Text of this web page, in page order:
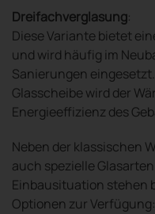
Dreifachverglasung:
Diese Variante bietet
und wird häufig im
Sanierungen
Glasscheibe wird der
Energieeffizienz des
Neben der klassischen
auch spezielle
Einbausituation stehen
Optionen zur Verfügung: